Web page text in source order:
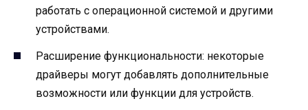
работать с операционной системой и другими
устройствами.
Расширение функциональности: некоторые
драйверы могут добавлять дополнительные
возможности или функции для устройств.